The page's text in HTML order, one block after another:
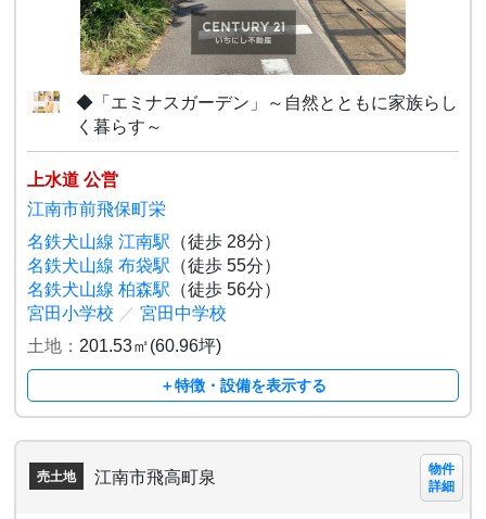
◆「エミナスガーデン」～自然とともに家族らし
く暮らす～
上水道 公営
江南市前飛保町栄
名鉄犬山線 江南駅 （徒歩 28分）
名鉄犬山線 布袋駅 （徒歩 55分）
名鉄犬山線 柏森駅 （徒歩 56分）
宮田小学校 ／ 宮田中学校
土地： 201.53㎡(60.96坪)
＋特徴・設備を表示する
売土地 江南市飛高町泉
物件
詳細